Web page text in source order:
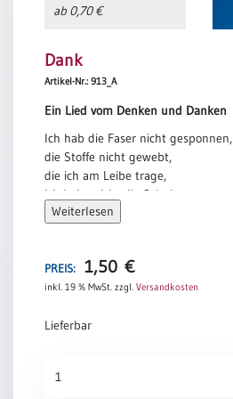
Neutral
Urkunden
Sortimente
Themen
Anlässe
Patenamt
Konfirmation
Trauung
ab 0,70 €
Dank
Artikel-Nr.: 913_A
Ein Lied vom Denken und Danken
Ich hab die Faser nicht gesponnen,
die Stoffe nicht gewebt,
die ich am Leibe trage,
ich habe nicht die Schuhe,
die Schritte nur gemacht.
zu pflügen und zu säen
und bin doch nicht verhungert,
ich kann nicht Trauben keltern
und doch hab ich zu wohnen,
Weiterlesen
PREIS: 1,50 €
inkl. 19 % MwSt. zzgl. Versandkosten
Lieferbar
Menge